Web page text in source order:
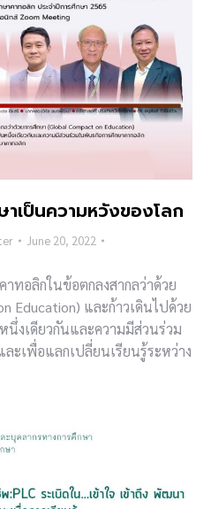
เป็นความหวังของโลก
June 20, 2022
ทอลิกในข้อตกลงสากลว่าด้วย
Education) และก้าวเดินไปด้วย
นึ่งเดียวกันและความมีส่วนร่วม
ะเพื่อแลกเปลี่ยนเรียนรู้ระหว่าง